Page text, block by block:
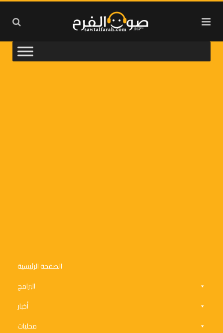
الصفحة الرئيسية
البرامج
أخبار
محليات